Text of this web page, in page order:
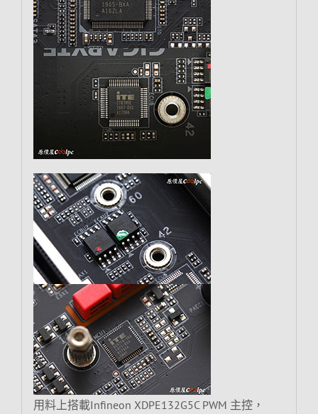
用料上搭載Infineon XDPE132G5C PWM 主控，